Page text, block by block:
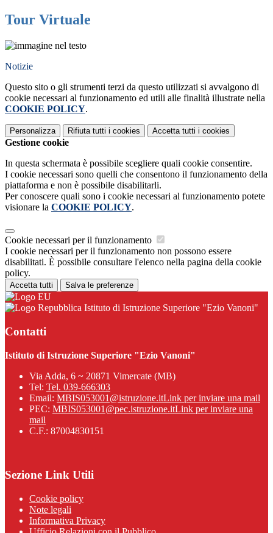
Tour Virtuale
Notizie
Questo sito o gli strumenti terzi da questo utilizzati si avvalgono di
cookie necessari al funzionamento ed utili alle finalità illustrate nella
COOKIE POLICY.
Personalizza Rifiuta tutti i cookies Accetta tutti i cookies
Gestione cookie
In questa schermata è possibile scegliere quali cookie consentire.
I cookie necessari sono quelli che consentono il funzionamento della
piattaforma e non è possibile disabilitarli.
Per conoscere quali sono i cookie necessari al funzionamento potete
visionare la COOKIE POLICY.
Cookie necessari per il funzionamento
I cookie necessari per il funzionamento non possono essere
disabilitati. È possibile consultare l'elenco nella pagina della cookie
policy.
Accetta tutti Salva le preferenze
Istituto di Istruzione Superiore "Ezio Vanoni"
Contatti
Istituto di Istruzione Superiore "Ezio Vanoni"
Via Adda, 6 ~ 20871 Vimercate (MB)
Tel: Tel. 039-666303
Email: MBIS053001@istruzione.itLink per inviare una mail
PEC: MBIS053001@pec.istruzione.itLink per inviare una
mail
C.F.: 87004830151
Sezione Link Utili
Cookie policy
Note legali
Informativa Privacy